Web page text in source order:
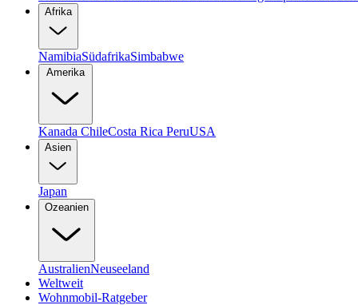
Afrika
NamibiaSüdafrikaSimbabwe
Amerika
Kanada ChileCosta Rica PeruUSA
Asien
Japan
Ozeanien
AustralienNeuseeland
Weltweit
Wohnmobil-Ratgeber